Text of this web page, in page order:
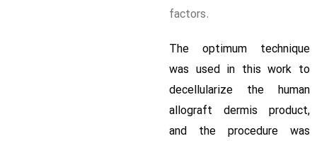
factors.
The optimum technique
was used in this work to
decellularize the human
allograft dermis product,
and the procedure was